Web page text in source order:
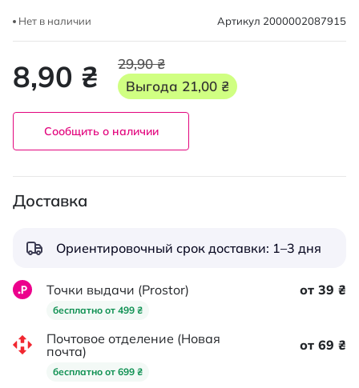
Нет в наличии Артикул 2000002087915
8,90 ₴
29,90 ₴
Выгода 21,00 ₴
Сообщить о наличии
Доставка
Ориентировочный срок доставки: 1–3 дня
Точки выдачи (Prostor)
бесплатно от 499 ₴
от 39 ₴
Почтовое отделение (Новая
почта)
бесплатно от 699 ₴
от 69 ₴